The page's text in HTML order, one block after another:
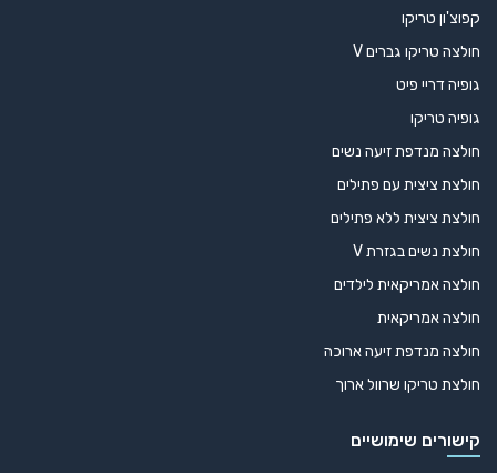
קפוצ'ון טריקו
חולצה טריקו גברים V
גופיה דריי פיט
גופיה טריקו
חולצה מנדפת זיעה נשים
חולצת ציצית עם פתילים
חולצת ציצית ללא פתילים
חולצת נשים בגזרת V
חולצה אמריקאית לילדים
חולצה אמריקאית
חולצה מנדפת זיעה ארוכה
חולצת טריקו שרוול ארוך
קישורים שימושיים